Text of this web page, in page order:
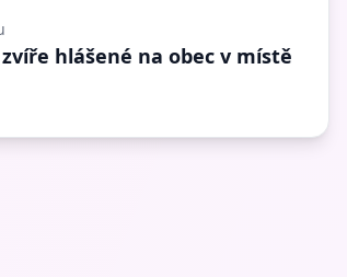
hlášené na obec v místě